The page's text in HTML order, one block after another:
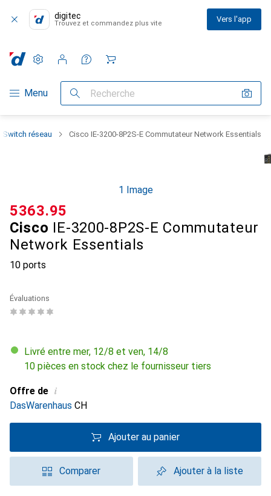
digitec
Trouvez et commandez plus vite Vers l'app
Navigation par catégorie
Menu Recherche
Paramètres
Compte client
Listes de comparaison
Listes d'envies
Panier
Switch réseau Cisco IE-3200-8P2S-E Commutateur Network Essentials
1 Image
Cisco IE-3200-8P2S-E Commutateur
Network Essentials
10 ports
CHF
5363.95
Évaluations
Livré entre mer, 12/8 et ven, 14/8
10 pièces en stock chez le fournisseur tiers
Offre de i
DasWarenhaus CH
Ajouter au panier
Comparer Ajouter à la liste